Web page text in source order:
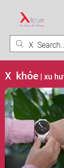
X khỏe | xu